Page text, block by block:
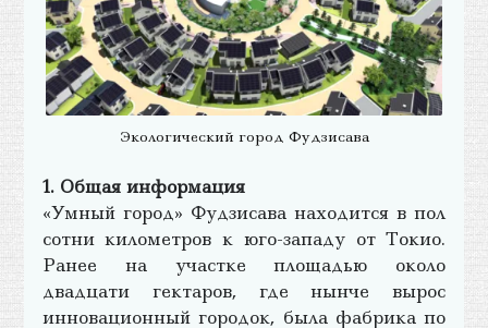
Экологический город Фудзисава
1. Общая информация
«Умный город» Фудзисава находится в пол
сотни километров к юго-западу от Токио.
Ранее на участке площадью около
двадцати гектаров, где нынче вырос
инновационный городок, была фабрика по